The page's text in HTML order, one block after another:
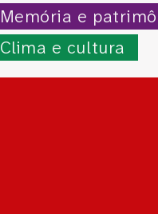
Memória e
Clima e cultura